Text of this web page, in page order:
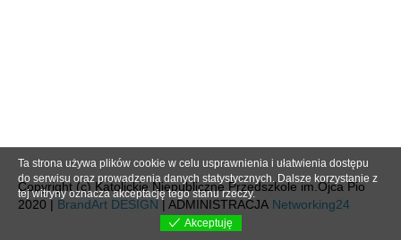
Copyright (c) Katolickie Niepubliczne Przedszkole im.Ojca Pio
2020 | BrandArt DESIGN | ADMINISTRACJA Networking24
Ta strona używa plików cookie w celu usprawnienia i ułatwienia dostępu
do serwisu oraz prowadzenia danych statystycznych. Dalsze korzystanie z
tej witryny oznacza akceptację tego stanu rzeczy.
Akceptuję